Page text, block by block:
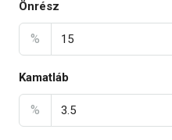
Önrész
%
Kamatláb
%